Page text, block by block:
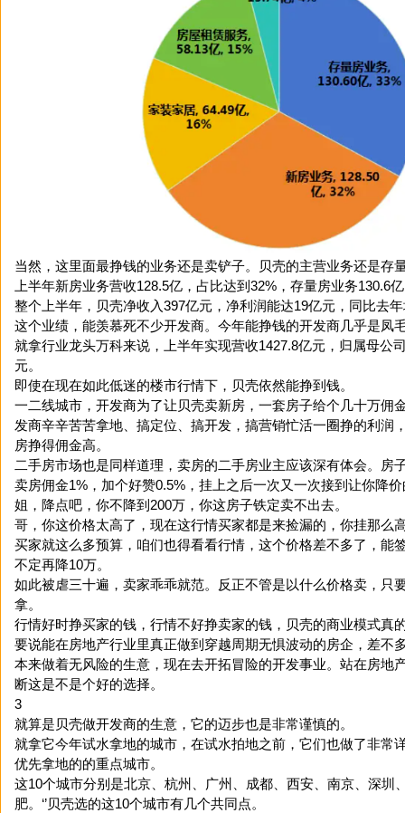
当然，这里面最挣钱的业务还是卖铲子。贝壳的主营业务还是存
上半年新房业务营收128.5亿，占比达到32%，存量房业务130.6
整个上半年，贝壳净收入397亿元，净利润能达19亿元，同比去
这个业绩，能羡慕死不少开发商。今年能挣钱的开发商几乎是凤
就拿行业龙头万科来说，上半年实现营收1427.8亿元，归属母公
元。
即使在现在如此低迷的楼市行情下，贝壳依然能挣到钱。
一二线城市，开发商为了让贝壳卖新房，一套房子给个几十万佣
发商辛辛苦苦拿地、搞定位、搞开发，搞营销忙活一圈挣的利润
房挣得佣金高。
二手房市场也是同样道理，卖房的二手房业主应该深有体会。房
卖房佣金1%，加个好赞0.5%，挂上之后一次又一次接到让你降
姐，降点吧，你不降到200万，你这房子铁定卖不出去。
哥，你这价格太高了，现在这行情买家都是来捡漏的，你挂那么
买家就这么多预算，咱们也得看看行情，这个价格差不多了，能
不定再降10万。
如此被虐三十遍，卖家乖乖就范。反正不管是以什么价格卖，只
拿。
行情好时挣买家的钱，行情不好挣卖家的钱，贝壳的商业模式真
要说能在房地产行业里真正做到穿越周期无惧波动的房企，差不
本来做着无风险的生意，现在去开拓冒险的开发事业。站在房地
断这是不是个好的选择。
3
就算是贝壳做开发商的生意，它的迈步也是非常谨慎的。
就拿它今年试水拿地的城市，在试水拍地之前，它们也做了非常
优先拿地的的重点城市。
这10个城市分别是北京、杭州、广州、成都、西安、南京、深圳
肥。‘’贝壳选的这10个城市有几个共同点。